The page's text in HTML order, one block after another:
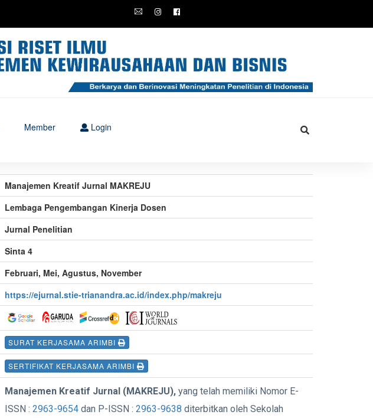
Member Login
Manajemen Kreatif Jurnal MAKREJU
Lembaga Pengembangan Kinerja Dosen
Jurnal Penelitian
Sinta 4
Februari, Mei, Agustus, November
https://ejurnal.stie-trianandra.ac.id/index.php/makreju
SURAT KERJASAMA ARIMBI
SERTIFIKAT KERJASAMA ARIMBI
Manajemen Kreatif Jurnal (MAKREJU), yang telah memiliki Nomor E-
ISSN : 2963-9654 dan P-ISSN : 2963-9638 diterbitkan oleh Sekolah